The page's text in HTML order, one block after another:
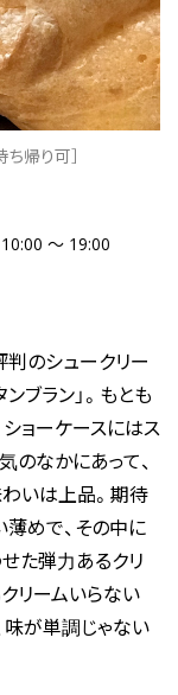
ち帰り可］
10:00 ～ 19:00
のシュークリー
ブラン」。もとも
ョーケースにはス
のなかにあって、
いは上品。期待
めで、その中に
た弾力あるクリ
リームいらない
味が単調じゃない